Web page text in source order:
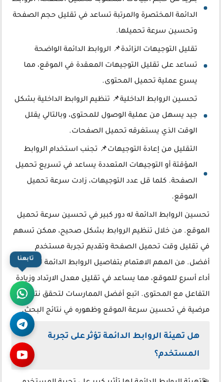
الدائمة المختصرة والمرتبة تساعد في تقليل حجم الصفحة
وتحسين سرعة تحميلها.
تقليل التوجيهات الزائدة📌 الروابط الدائمة الواضحة
تساعد على تقليل التوجيهات المعقدة في الموقع، مما
يسرع عملية تحميل المحتوى.
تحسين الروابط الداخلية📌 تنظيم الروابط الداخلية بشكل
جيد يسهل من عملية الوصول للمحتوى، وبالتالي يقلل
الوقت الذي يستغرقه تحميل الصفحات.
التقليل من إعادة التوجيهات📌 تجنب استخدام الروابط
المؤقتة أو التوجيهات المتعددة يساعد في تسريع تحميل
الصفحة. كلما قل عدد التوجيهات، زادت سرعة تحميل
الموقع.
تحسين الروابط الدائمة له دور كبير في تحسين سرعة تحميل
الموقع. من خلال تنظيم الروابط بشكل صحيح، ممكن تسهم
في تقليل وقت تحميل الصفحة وتقديم تجربة مستخدم
أفضل. من المهم الاهتمام بتفاصيل الروابط الدائمة لتوفير
أداء أسرع للموقع، مما يساعد في تقليل معدل الارتداد وزيادة
التفاعل مع المحتوى. اتبع أفضل الممارسات لتحقق نتائج
مرضية في تحسين سرعة الموقع وظهوره في نتائج البحث.
هل تهيئة الروابط الدائمة تؤثر على تجربة
المستخدم؟
تابعنا